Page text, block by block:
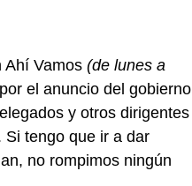
Ahí Vamos (de lunes a
el anuncio del gobierno
y otros dirigentes
tengo que ir a dar
no rompimos ningún